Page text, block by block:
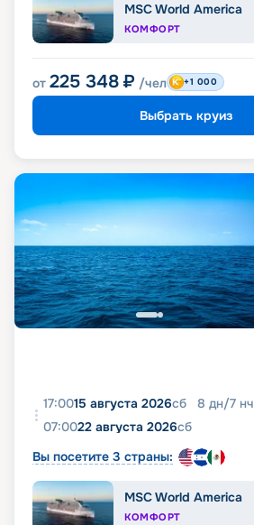
MSC World America
КОМФОРТ
от 225 348 ₽ /чел +1 000
Выбрать круиз
17:0015 августа 2026сб 8 дн/7 нч
07:0022 августа 2026сб
Вы посетите 3 страны:
MSC World America
КОМФОРТ